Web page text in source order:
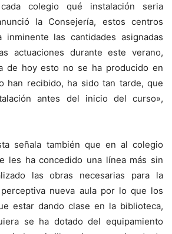
colegio qué instalación seria
la Consejería, estos centros
las cantidades asignadas
actuaciones durante este verano,
de hoy esto no se ha producido en
han recibido, ha sido tan tarde, que
antes del inicio del curso»,
señala también que en al colegio
les ha concedido una línea más sin
las obras necesarias para la
nueva aula por lo que los
estar dando clase en la biblioteca,
se ha dotado del equipamiento